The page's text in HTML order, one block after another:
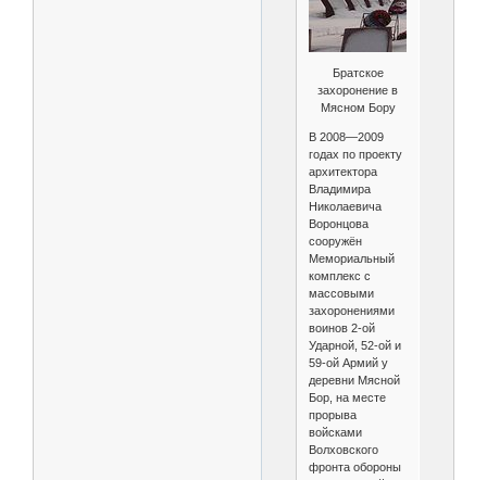
Братское
захоронение в
Мясном Бору
В 2008—2009
годах по проекту
архитектора
Владимира
Николаевича
Воронцова
сооружён
Мемориальный
комплекс с
массовыми
захоронениями
воинов 2-ой
Ударной, 52-ой и
59-ой Армий у
деревни Мясной
Бор, на месте
прорыва
войсками
Волховского
фронта обороны